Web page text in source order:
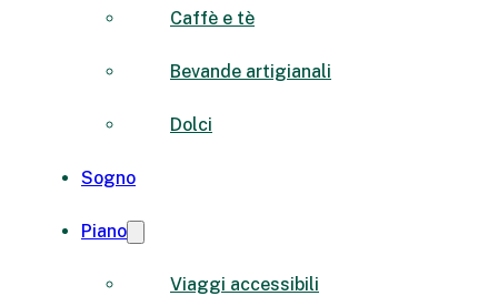
Caffè e tè
Bevande artigianali
Dolci
Sogno
Piano
Viaggi accessibili